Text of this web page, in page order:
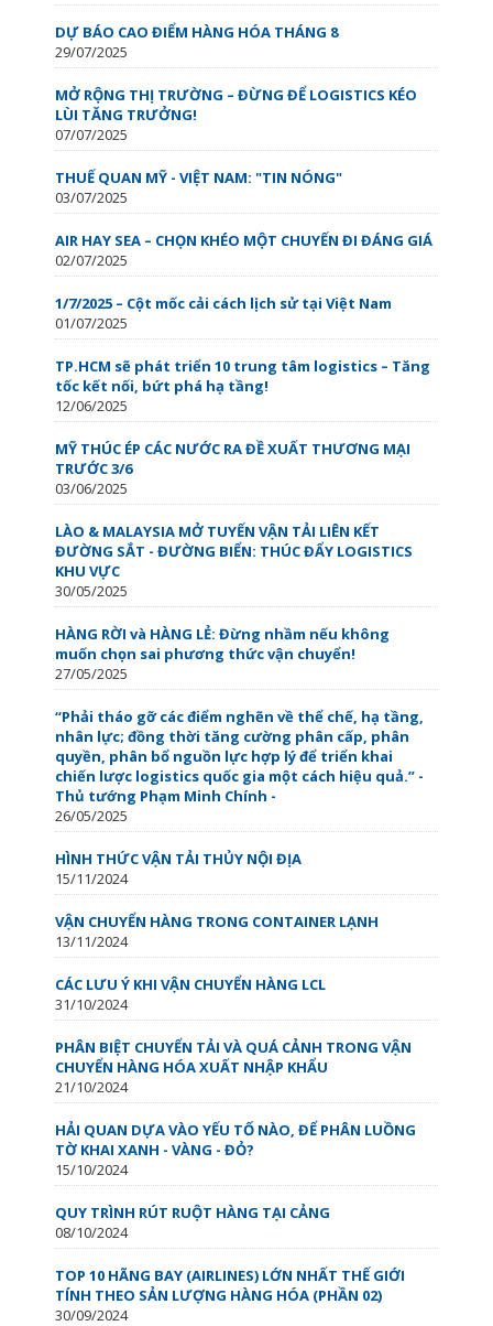
DỰ BÁO CAO ĐIỂM HÀNG HÓA THÁNG 8
29/07/2025
MỞ RỘNG THỊ TRƯỜNG – ĐỪNG ĐỂ LOGISTICS KÉO
LÙI TĂNG TRƯỞNG!
07/07/2025
THUẾ QUAN MỸ - VIỆT NAM: "TIN NÓNG"
03/07/2025
AIR HAY SEA – CHỌN KHÉO MỘT CHUYẾN ĐI ĐÁNG GIÁ
02/07/2025
1/7/2025 – Cột mốc cải cách lịch sử tại Việt Nam
01/07/2025
TP.HCM sẽ phát triển 10 trung tâm logistics – Tăng
tốc kết nối, bứt phá hạ tầng!
12/06/2025
MỸ THÚC ÉP CÁC NƯỚC RA ĐỀ XUẤT THƯƠNG MẠI
TRƯỚC 3/6
03/06/2025
LÀO & MALAYSIA MỞ TUYẾN VẬN TẢI LIÊN KẾT
ĐƯỜNG SẮT - ĐƯỜNG BIỂN: THÚC ĐẨY LOGISTICS
KHU VỰC
30/05/2025
HÀNG RỜI và HÀNG LẺ: Đừng nhầm nếu không
muốn chọn sai phương thức vận chuyển!
27/05/2025
“Phải tháo gỡ các điểm nghẽn về thể chế, hạ tầng,
nhân lực; đồng thời tăng cường phân cấp, phân
quyền, phân bổ nguồn lực hợp lý để triển khai
chiến lược logistics quốc gia một cách hiệu quả.” -
Thủ tướng Phạm Minh Chính -
26/05/2025
HÌNH THỨC VẬN TẢI THỦY NỘI ĐỊA
15/11/2024
VẬN CHUYỂN HÀNG TRONG CONTAINER LẠNH
13/11/2024
CÁC LƯU Ý KHI VẬN CHUYỂN HÀNG LCL
31/10/2024
PHÂN BIỆT CHUYỂN TẢI VÀ QUÁ CẢNH TRONG VẬN
CHUYỂN HÀNG HÓA XUẤT NHẬP KHẨU
21/10/2024
HẢI QUAN DỰA VÀO YẾU TỐ NÀO, ĐỂ PHÂN LUỒNG
TỜ KHAI XANH - VÀNG - ĐỎ?
15/10/2024
QUY TRÌNH RÚT RUỘT HÀNG TẠI CẢNG
08/10/2024
TOP 10 HÃNG BAY (AIRLINES) LỚN NHẤT THẾ GIỚI
TÍNH THEO SẢN LƯỢNG HÀNG HÓA (PHẦN 02)
30/09/2024